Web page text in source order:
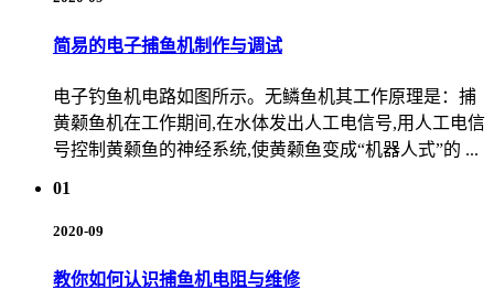
简易的电子捕鱼机制作与调试
电子钓鱼机电路如图所示。无鳞鱼机其工作原理是：捕
黄颡鱼机在工作期间,在水体发出人工电信号,用人工电信
号控制黄颡鱼的神经系统,使黄颡鱼变成“机器人式”的 ...
01
2020-09
教你如何认识捕鱼机电阻与维修